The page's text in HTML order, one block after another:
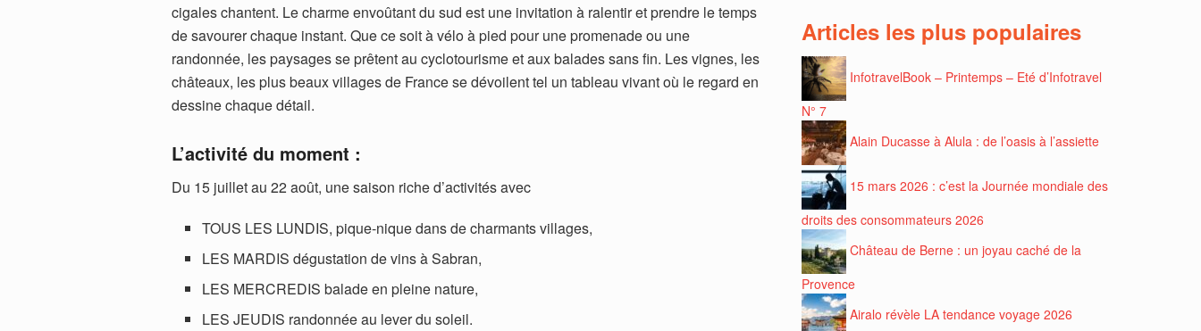
cigales chantent. Le charme envoûtant du sud est une invitation à ralentir et prendre le temps
de savourer chaque instant. Que ce soit à vélo à pied pour une promenade ou une
randonnée, les paysages se prêtent au cyclotourisme et aux balades sans fin. Les vignes, les
châteaux, les plus beaux villages de France se dévoilent tel un tableau vivant où le regard en
dessine chaque détail.
L’activité du moment :
Du 15 juillet au 22 août, une saison riche d’activités avec
TOUS LES LUNDIS, pique-nique dans de charmants villages,
LES MARDIS dégustation de vins à Sabran,
LES MERCREDIS balade en pleine nature,
LES JEUDIS randonnée au lever du soleil.
Articles les plus populaires
InfotravelBook – Printemps – Eté d’Infotravel
N° 7
Alain Ducasse à Alula : de l’oasis à l’assiette
15 mars 2026 : c’est la Journée mondiale des
droits des consommateurs 2026
Château de Berne : un joyau caché de la
Provence
Airalo révèle LA tendance voyage 2026